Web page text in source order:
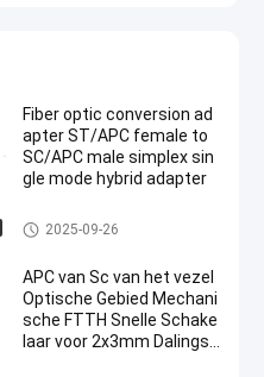
Fiber optic conversion ad
apter ST/APC female to
SC/APC male simplex sin
gle mode hybrid adapter
Vezel Optische Adapter
2025-09-26
APC van Sc van het vezel
Optische Gebied Mechani
sche FTTH Snelle Schake
laar voor 2x3mm Dalingsk